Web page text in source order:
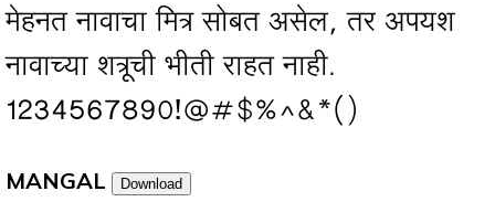
मेहनत नावाचा मित्र सोबत असेल, तर अपयश
नावाच्या शत्रूची भीती राहत नाही.
1234567890!@#$%^&*()
MANGAL Download